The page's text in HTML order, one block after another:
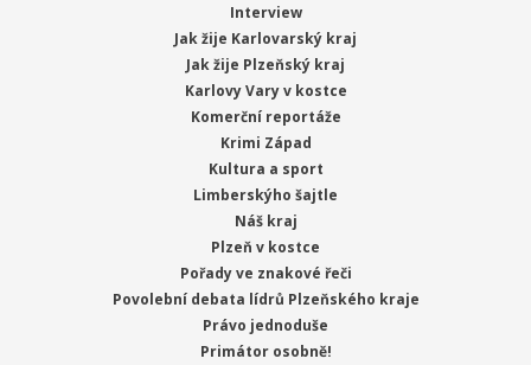
Interview
Jak žije Karlovarský kraj
Jak žije Plzeňský kraj
Karlovy Vary v kostce
Komerční reportáže
Krimi Západ
Kultura a sport
Limberskýho šajtle
Náš kraj
Plzeň v kostce
Pořady ve znakové řeči
Povolební debata lídrů Plzeňského kraje
Právo jednoduše
Primátor osobně!